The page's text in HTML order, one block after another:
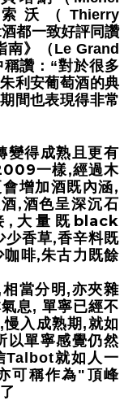
沃（Thierry
都一致好評同讚
南》（Le Grand
讚：“對於很多
利安葡萄酒的典
間也表現得非常
變得成熟且更有
一樣,經過木
增加酒既內涵,
,酒色呈深沉石
,大量既black
香草,香辛料既
啡,朱古力既餘
當分明,亦夾雜
息, 單寧已經不
入成熟期,就如
以單寧感覺仍然
Talbot就如人一
可稱作為"頂峰